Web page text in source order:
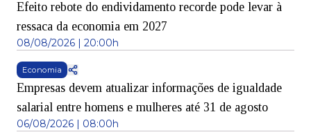
Efeito rebote do endividamento recorde pode levar à
ressaca da economia em 2027
08/08/2026 | 20:00h
Economia
Empresas devem atualizar informações de igualdade
salarial entre homens e mulheres até 31 de agosto
06/08/2026 | 08:00h